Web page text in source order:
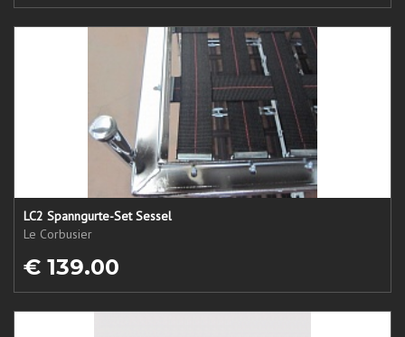
LC2 Spanngurte-Set Sessel
Le Corbusier
€ 139.00